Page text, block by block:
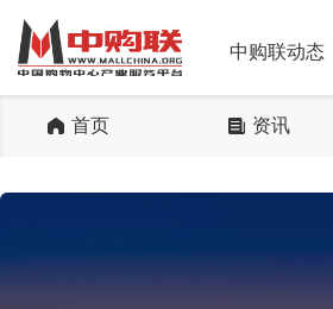
中购联动态
首页 资讯